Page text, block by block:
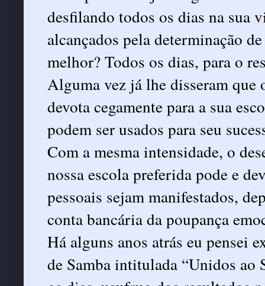
desfilando todos os dias na sua
alcançados pela determinação
melhor? Todos os dias, para o
Alguma vez já lhe disseram que
devota cegamente para a sua
podem ser usados para seu
Com a mesma intensidade, o
nossa escola preferida pode e
pessoais sejam manifestados,
conta bancária da poupança
Há alguns anos atrás eu pensei
de Samba intitulada “Unidos ao